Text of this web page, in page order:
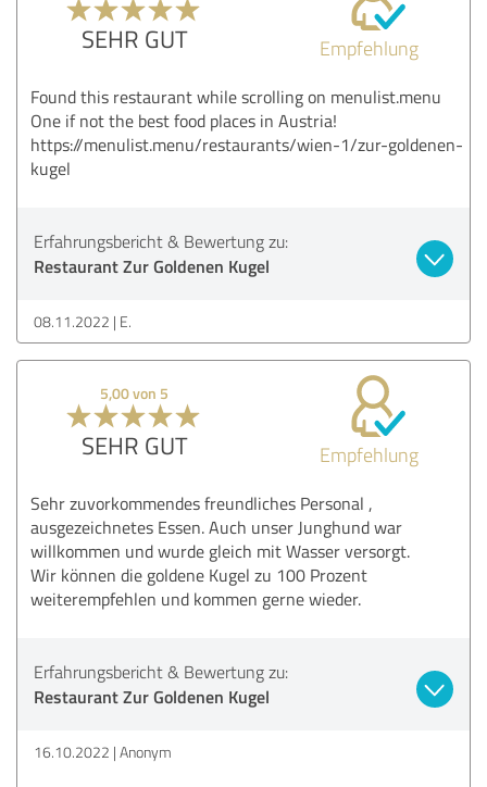
SEHR GUT Empfehlung
Found this restaurant while scrolling on menulist.menu
One if not the best food places in Austria!
https://menulist.menu/restaurants/wien-1/zur-goldenen-
kugel
Erfahrungsbericht & Bewertung zu:
Restaurant Zur Goldenen Kugel
08.11.2022 E.
5,00 von 5
SEHR GUT Empfehlung
Sehr zuvorkommendes freundliches Personal ,
ausgezeichnetes Essen. Auch unser Junghund war
willkommen und wurde gleich mit Wasser versorgt.
Wir können die goldene Kugel zu 100 Prozent
weiterempfehlen und kommen gerne wieder.
Erfahrungsbericht & Bewertung zu:
Restaurant Zur Goldenen Kugel
16.10.2022 Anonym